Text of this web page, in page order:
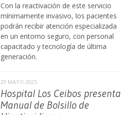
Con la reactivación de este servicio
mínimamente invasivo, los pacientes
podrán recibir atención especializada
en un entorno seguro, con personal
capacitado y tecnología de última
generación.
29 MAYO 2025
Hospital Los Ceibos presenta
Manual de Bolsillo de